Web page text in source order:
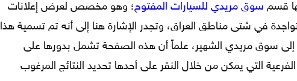
قسم سوق مريدي للسيارات المفتوح؛ وهو مخصص لعرض إعلانات
في شتى مناطق العراق، وتجدر الإشارة هنا إلى أنه تم تسمية هذا
إلى سوق مريدي الشهير، علماً أن هذه الصفحة تشمل بدورها على
التي يمكن من خلال النقر على أحدها تحديد النتائج المرغوب